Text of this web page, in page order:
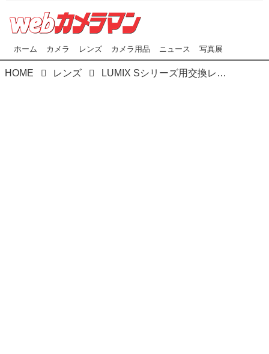
ホーム カメラ レンズ カメラ用品 ニュース 写真展
HOME レンズ LUMIX Sシリーズ用交換レンズ2本発表！ 超広角ズーム LUMIX S PRO 16-35mm F4 & 望遠ズーム LUMIX S PRO 70-200mm F2.8 O.I.S